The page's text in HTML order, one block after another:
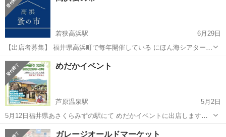
若狭高浜駅
6月29日
【出店者募集】 福井県高浜町で毎年開催している にほん海シアター内
の企画として今年度から 高浜蚤の市がスタートします！ 骨董、雑貨、
古書、クラフト製品など物販を 中心に出店者を募集いたします。 住
所 福井...
福井 大飯郡 若狭高浜駅
めだかイベント
芦原温泉駅
5月2日
5月12日福井県あさくらみずの駅にて めだかイベントに出店します！
持って行ける品種は地震の影響で少ししか出せないですけど皆様が満
福井 あわら市 フリーマーケット
ガレージオールドマーケット